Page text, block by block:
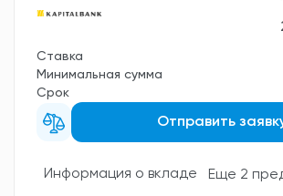
Ставка
Минимальная сумма
Срок
Отправить
Информация о вкладе Еще 2